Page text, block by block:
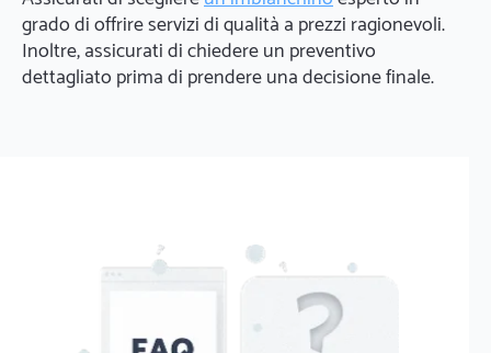
grado di offrire servizi di qualità a prezzi ragionevoli.
Inoltre, assicurati di chiedere un preventivo
dettagliato prima di prendere una decisione finale.